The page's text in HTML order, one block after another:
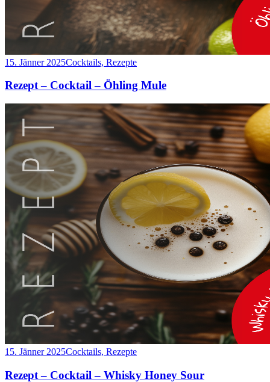
15. Jänner 2025Cocktails, Rezepte
Rezept – Cocktail – Öhling Mule
15. Jänner 2025Cocktails, Rezepte
Rezept – Cocktail – Whisky Honey Sour